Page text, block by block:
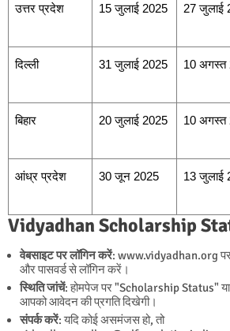
उत्तर प्रदेश 15 जुलाई 2025 27 जुलाई
दिल्ली 31 जुलाई 2025 10 अगस्त
बिहार 20 जुलाई 2025 10 अगस्त
आंध्र प्रदेश 30 जून 2025 13 जुलाई
Vidyadhan Scholarship
वेबसाइट पर लॉगिन करें: www.vidyadhan.org
और पासवर्ड से लॉगिन करें।
स्थिति जांचें: होमपेज पर "Scholarship Status"
आपको आवेदन की प्रगति दिखेगी।
संपर्क करें: यदि कोई असमंजस हो, तो